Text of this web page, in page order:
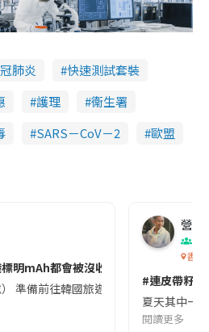
肺炎
快速測試套裝
護理
衞生署
SARS－CoV－2 歐盟
明mAh都會被沒收😱出發前切記檢查
） 準備前往韓國旅遊的民眾，近期要
營養
香港
#連皮帶籽
夏天其中一
閱讀更多